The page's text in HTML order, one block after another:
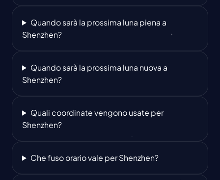
Quando sarà la prossima luna piena a
Shenzhen?
Quando sarà la prossima luna nuova a
Shenzhen?
Quali coordinate vengono usate per
Shenzhen?
Che fuso orario vale per Shenzhen?